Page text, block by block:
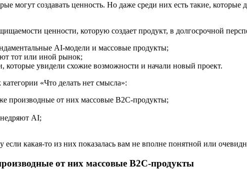
могут создавать ценность. Но даже среди них есть такие, которые
ценности, которую создает продукт, в долгосрочной
AI-модели и массовые продукты;
тот или иной рынок;
увидели схожие возможности и начали новый проект.
«Что делать нет смысла»:
производные от них массовые B2C-продукты;
AI;
какая-то из них показалась вам не вполне понятной или
от них массовые B2C-продукты